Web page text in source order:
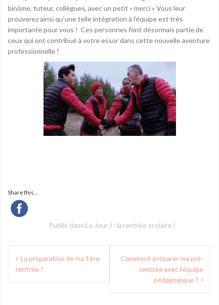
binôme, tuteur, collègues, avec un petit « merci » Vous leur
prouverez ainsi qu’une telle intégration à l’équipe est très
importante pour vous ! Ces personnes font désormais partie de
ceux qui ont contribué à votre essor dans cette nouvelle aventure
professionnelle !
Share this...
Publié dans Le Jour J : la rentrée scolaire !
Navigation
deLa préparation de ma 1ère
rentrée ?
Comment préparer ma pré-
rentrée avec l’équipe
pédagogique ?